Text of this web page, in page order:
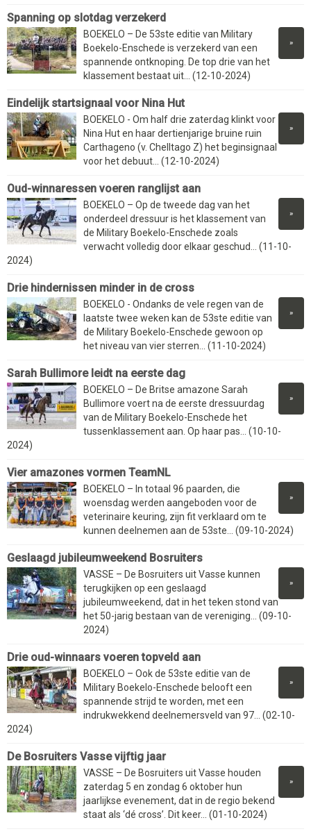
Spanning op slotdag verzekerd
»
BOEKELO – De 53ste editie van Military
Boekelo-Enschede is verzekerd van een
spannende ontknoping. De top drie van het
klassement bestaat uit... (12-10-2024)
Eindelijk startsignaal voor Nina Hut
»
BOEKELO - Om half drie zaterdag klinkt voor
Nina Hut en haar dertienjarige bruine ruin
Carthageno (v. Chelltago Z) het beginsignaal
voor het debuut... (12-10-2024)
Oud-winnaressen voeren ranglijst aan
»
BOEKELO – Op de tweede dag van het
onderdeel dressuur is het klassement van
de Military Boekelo-Enschede zoals
verwacht volledig door elkaar geschud... (11-10-
2024)
Drie hindernissen minder in de cross
»
BOEKELO - Ondanks de vele regen van de
laatste twee weken kan de 53ste editie van
de Military Boekelo-Enschede gewoon op
het niveau van vier sterren... (11-10-2024)
Sarah Bullimore leidt na eerste dag
»
BOEKELO – De Britse amazone Sarah
Bullimore voert na de eerste dressuurdag
van de Military Boekelo-Enschede het
tussenklassement aan. Op haar pas... (10-10-
2024)
Vier amazones vormen TeamNL
»
BOEKELO – In totaal 96 paarden, die
woensdag werden aangeboden voor de
veterinaire keuring, zijn fit verklaard om te
kunnen deelnemen aan de 53ste... (09-10-2024)
Geslaagd jubileumweekend Bosruiters
»
VASSE – De Bosruiters uit Vasse kunnen
terugkijken op een geslaagd
jubileumweekend, dat in het teken stond van
het 50-jarig bestaan van de vereniging... (09-10-
2024)
Drie oud-winnaars voeren topveld aan
»
BOEKELO – Ook de 53ste editie van de
Military Boekelo-Enschede belooft een
spannende strijd te worden, met een
indrukwekkend deelnemersveld van 97... (02-10-
2024)
De Bosruiters Vasse vijftig jaar
»
VASSE – De Bosruiters uit Vasse houden
zaterdag 5 en zondag 6 oktober hun
jaarlijkse evenement, dat in de regio bekend
staat als ‘dé cross’. Dit keer... (01-10-2024)